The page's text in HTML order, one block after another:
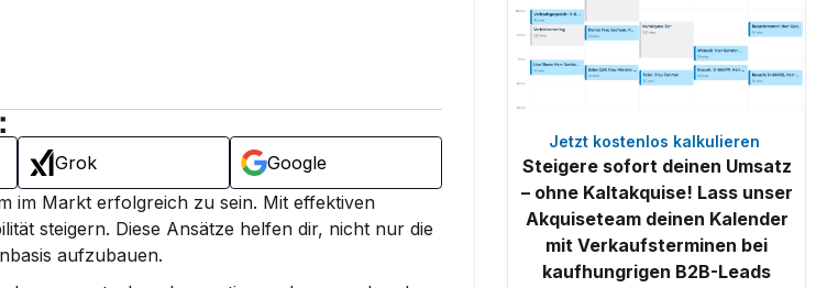
Jetzt kostenlos kalkulieren
Steigere sofort deinen Umsatz
– ohne Kaltakquise! Lass unser
Akquiseteam deinen Kalender
mit Verkaufsterminen bei
kaufhungrigen B2B-Leads
Grok
Google
im Markt erfolgreich zu sein. Mit effektiven
steigern. Diese Ansätze helfen dir, nicht nur die
aufzubauen.